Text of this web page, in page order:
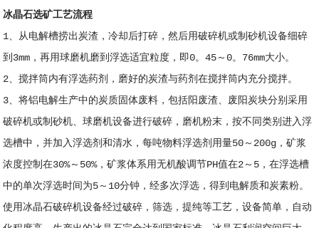
冰晶石选矿工艺流程
1、从电解槽捞出炭渣，冷却后打碎，然后用破碎机或制砂机设备细碎
到3mm，再用球磨机磨到浮选适宜粒度，即0。45～0。76mm大小。
2、搅拌筒内有浮选药剂，磨好的炭渣与药剂在搅拌筒内充分搅拌。
3、将铝电解生产中的炭质固体废料，包括阳废渣、废阳炭块分别采用
破碎机或制砂机、球磨机设备进行破碎，磨机粉末，按不同类别进入浮
选槽中，并加入浮选剂和清水，每吨物料浮选剂用量50～200g，矿浆
浓度控制在30%～50%，矿浆体系用无机酸调节PH值在2～5，在浮选槽
中的单次浮选时间为5～10分钟，经多次浮选，得到电解质和炭素粉。
使用冰晶石破碎机设备经过破碎，筛选，提纯等工艺，设备简单，自动